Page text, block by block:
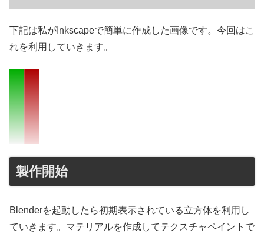
下記は私がInkscapeで簡単に作成した画像です。今回はこ
れを利用していきます。
製作開始
Blenderを起動したら初期表示されている立方体を利用し
ていきます。マテリアルを作成してテクスチャペイントで